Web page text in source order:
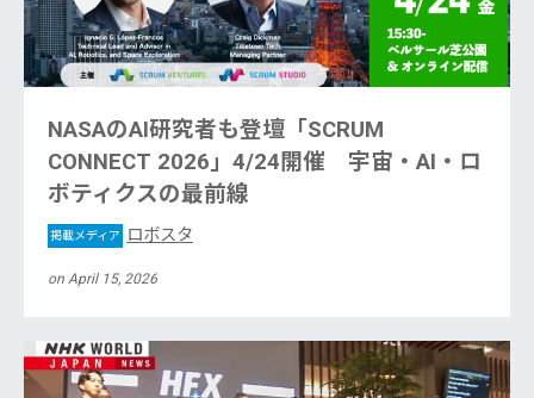
NASAのAI研究者も登壇「SCRUM
CONNECT 2026」4/24開催 宇宙・AI・ロ
ボティクスの最前線
掲載メディア ロボスタ
on April 15, 2026